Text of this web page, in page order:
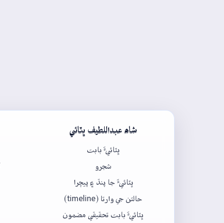
شاھ عبداللطيف ڀٽائي
ڀٽائيءَ بابت
شجرو
ڀٽائيءَ جا پنڌ ۽ پيچرا
حالتن جي وارتا (timeline)
ڀٽائيءَ بابت تحقيقي مضمون